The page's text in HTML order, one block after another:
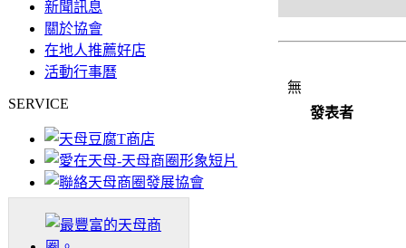
新聞訊息
關於協會
在地人推薦好店
活動行事曆
SERVICE
無
發表者